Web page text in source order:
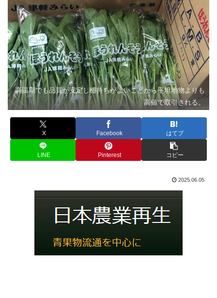
高温期でも品質が安定し棚持ちがよいことから平坦地物よりも
高値で取引される。
X Facebook はてブ
LINE Pinterest コピー
2025.06.05